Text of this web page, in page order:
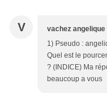
V vachez angelique
1) Pseudo :
Quel est le
? (INDICE) Ma
beaucoup a vous